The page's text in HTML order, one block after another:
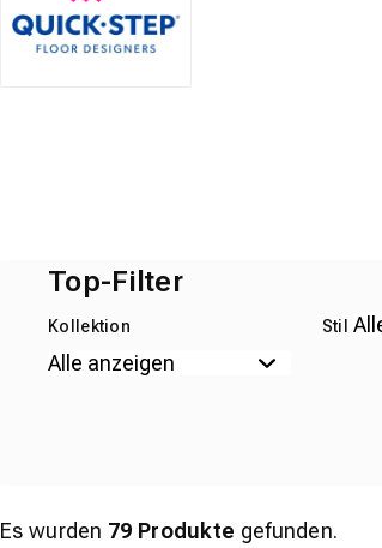
Top-Filter
Kollektion Stil
Es wurden 79 Produkte gefunden.